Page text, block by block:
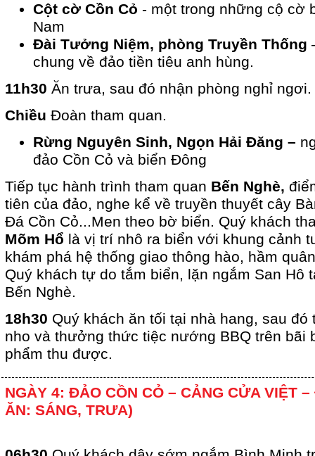
Cột cờ Cồn Cỏ - một trong những cộ cờ
Nam
Đài Tưởng Niệm, phòng Truyền Thống
chung về đảo tiền tiêu anh hùng.
11h30 Ăn trưa, sau đó nhận phòng nghỉ ngơi.
Chiều Đoàn tham quan.
Rừng Nguyên Sinh, Ngọn Hải Đăng –
đảo Cồn Cỏ và biển Đông
Tiếp tục hành trình tham quan Bến Nghè,
tiên của đảo, nghe kể về truyền thuyết cây
Đá Cồn Cỏ...Men theo bờ biển. Quý khách
Mõm Hổ là vị trí nhô ra biển với khung cảnh
khám phá hệ thống giao thông hào, hầm
Quý khách tự do tắm biển, lặn ngắm San Hô
Bến Nghè.
18h30 Quý khách ăn tối tại nhà hang, sau
nho và thưởng thức tiệc nướng BBQ trên bãi
phẩm thu được.
NGÀY 4: ĐẢO CỒN CỎ – CẢNG CỬA VIỆT
ĂN: SÁNG, TRƯA)